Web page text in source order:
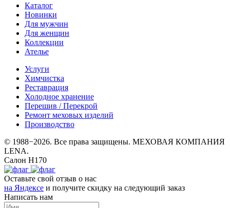
Каталог
Новинки
Для мужчин
Для женщин
Коллекции
Ателье
Услуги
Химчистка
Реставрация
Холодное хранение
Перешив / Перекрой
Ремонт меховых изделий
Производство
© 1988−2026. Все права защищены. МЕХОВАЯ КОМПАНИЯ
LENA.
Салон Н170
Оставьте свой отзыв о нас
на Яндексе и получите скидку на следующий заказ
Написать нам